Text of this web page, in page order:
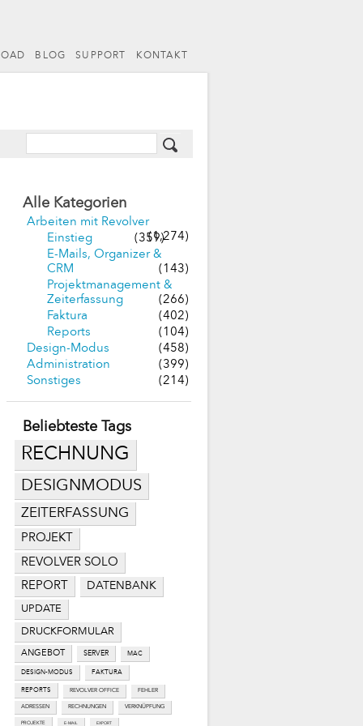
BLOG SUPPORT KONTAKT
Alle Kategorien
Arbeiten mit Revolver
(1,274)
Einstieg
(359)
E-Mails, Organizer &
CRM
(143)
Projektmanagement &
Zeiterfassung
(266)
Faktura
(402)
Reports
(104)
Design-Modus
(458)
Administration
(399)
Sonstiges
(214)
Beliebteste Tags
RECHNUNG
DESIGNMODUS
ZEITERFASSUNG
PROJEKT
REVOLVER SOLO
REPORT DATENBANK
UPDATE
DRUCKFORMULAR
ANGEBOT SERVER MAC
DESIGN-MODUS FAKTURA
REPORTS REVOLVER OFFICE FEHLER
ADRESSEN RECHNUNGEN VERKNÜPFUNG
PROJEKTE E-MAIL EXPORT